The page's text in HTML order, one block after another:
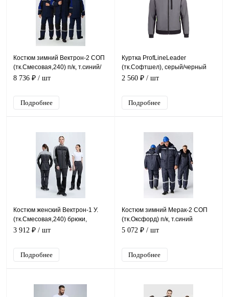
Костюм зимний Вектрон-2 СОП
(тк.Смесовая,240) п/к, т.синий/
черный/васильковый
8 736 ₽ / шт
Подробнее
Куртка ProfLineLeader
(тк.Софтшел), серый/черный
2 560 ₽ / шт
Подробнее
Костюм женский Вектрон-1 У.
(тк.Смесовая,240) брюки,
т.серый/св.серый/черный
3 912 ₽ / шт
Подробнее
Костюм зимний Мерак-2 СОП
(тк.Оксфорд) п/к, т.синий
5 072 ₽ / шт
Подробнее